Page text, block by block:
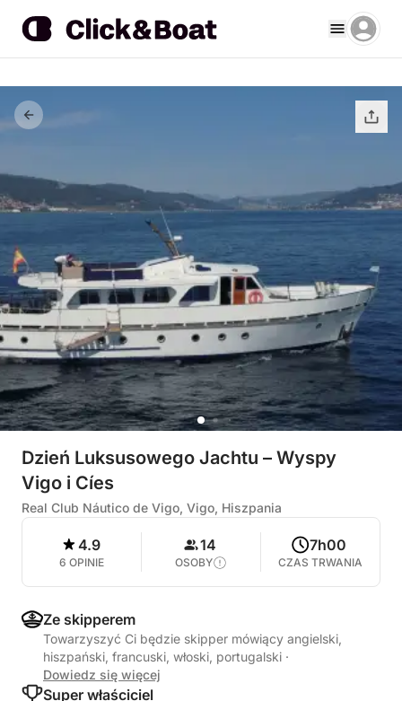
Dzień Luksusowego Jachtu – Wyspy
Vigo i Cíes
Real Club Náutico de Vigo, Vigo, Hiszpania
4.9
6 OPINIE
14
OSOBY
7h00
CZAS TRWANIA
Ze skipperem
Towarzyszyć Ci będzie skipper mówiący angielski,
hiszpański, francuski, włoski, portugalski ·
Dowiedz się więcej
Super właściciel